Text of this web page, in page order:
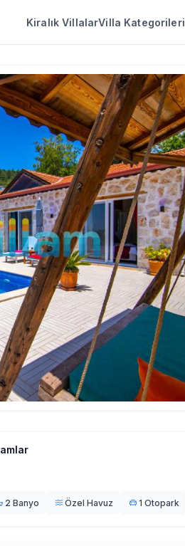
Kiralık VillalarVilla Kategorileri
2 Banyo Özel Havuz 1 Otopark